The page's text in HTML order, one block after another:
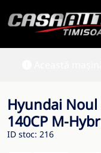
Hyundai Noul
140CP M-
ID stoc: 216